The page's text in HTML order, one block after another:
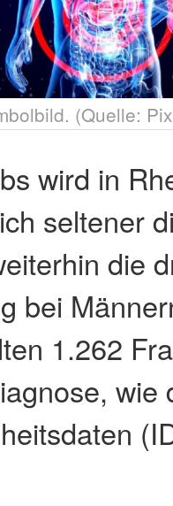
(Quelle:
wird in
seltener
die
bei
1.262
wie